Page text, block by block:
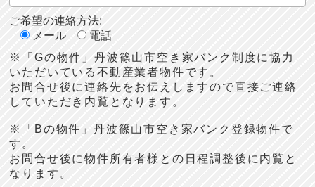
ご希望の連絡方法:
メール
電話
※「Gの物件」丹波篠山市空き家バンク制度に協力
いただいている不動産業者物件です。
お問合せ後に連絡先をお伝えしますので直接ご連絡
していただき内覧となります。
※「Bの物件」丹波篠山市空き家バンク登録物件で
す。
お問合せ後に物件所有者様との日程調整後に内覧と
なります。